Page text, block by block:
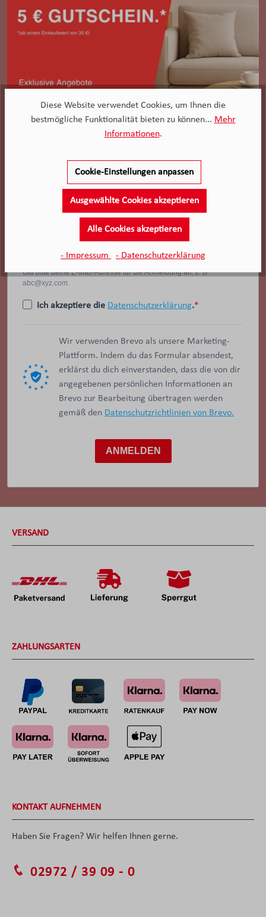
Geben Sie Ihre E-Mail-Adresse ein, um sich
Gib bitte deine E-Mail-Adresse für die Anmeldung an, z. B.
abc@xyz.com.
Ich akzeptiere die Datenschutzerklärung.
Wir verwenden Brevo als unsere Marketing-
Plattform. Indem du das Formular absendest,
erklärst du dich einverstanden, dass die von dir
angegebenen persönlichen Informationen an
Brevo zur Bearbeitung übertragen werden
gemäß den Datenschutzrichtlinien von Brevo.
ANMELDEN
VERSAND
ZAHLUNGSARTEN
KONTAKT AUFNEHMEN
Haben Sie Fragen? Wir helfen Ihnen gerne.
02972 / 39 09 - 0
Diese Website verwendet Cookies, um Ihnen die
bestmögliche Funktionalität bieten zu können... Mehr
Informationen.
Cookie-Einstellungen anpassen
Ausgewählte Cookies akzeptieren
Alle Cookies akzeptieren
- Impressum - Datenschutzerklärung